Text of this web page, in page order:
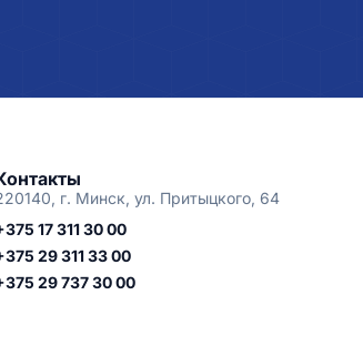
г. Минск, ул. Притыцкого, 64
17 311 30 00
29 311 33 00
29 737 30 00